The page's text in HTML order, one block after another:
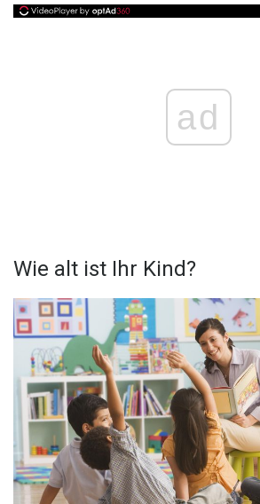
ad
Wie alt ist Ihr Kind?